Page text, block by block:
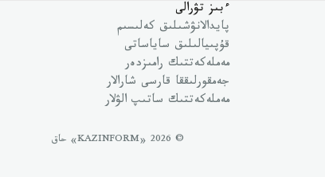
ءبىز تۋرالى
پايدالانۋشىلىق كەلىسىم
قۇپىيالىلىق ساياساتى
مەملەكەتتىك رامىزدەر
جەمقورلىققا قارسى شارالار
مەملەكەتتىك ساتىپ الۋلار
© 2026 «KAZINFORM» حاق